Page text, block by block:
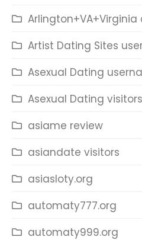
Artist Dating Sites
Asexual Dating
Asexual Dating visitors
asiame review
asiandate visitors
asiasloty.org
automaty777.org
automaty999.org